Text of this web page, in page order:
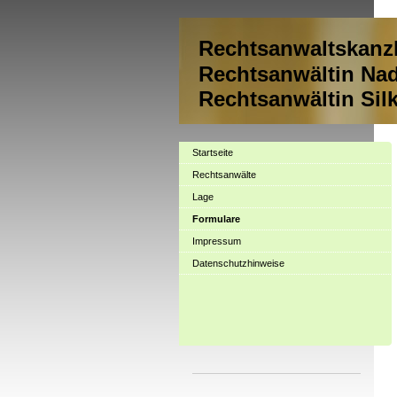
Rechtsanwältin
Rechtsanwältin
Startseite
Rechtsanwälte
Lage
Formulare
Impressum
Datenschutzhinweise